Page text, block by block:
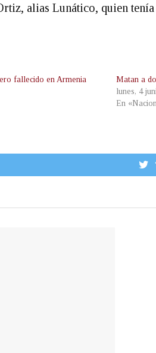
alias Lunático, quien
fallecido en Armenia
Matan a
lunes, 4
En